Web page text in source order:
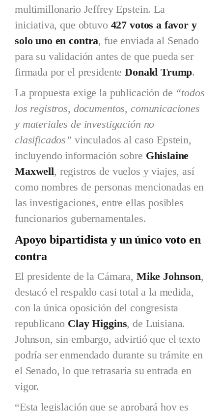
multimillonario Jeffrey Epstein. La
iniciativa, que obtuvo 427 votos a favor y
solo uno en contra, fue enviada al Senado
para su validación antes de que pueda ser
firmada por el presidenteDonald Trump.
La propuesta exige la publicación de “todos
los registros, documentos, comunicaciones
y materiales de investigación no
clasificados” vinculados al caso Epstein,
incluyendo información sobre Ghislaine
Maxwell, registros de vuelos y viajes, así
como nombres de personas mencionadas en
las investigaciones, entre ellas posibles
funcionarios gubernamentales.
Apoyo bipartidista y un único voto en
contra
El presidente de la Cámara, Mike Johnson,
destacó el respaldo casi total a la medida,
con la única oposición del congresista
republicano Clay Higgins, de Luisiana.
Johnson, sin embargo, advirtió que el texto
podría ser enmendado durante su trámite en
el Senado, lo que retrasaría su entrada en
vigor.
“Esta legislación que se aprobará hoy es